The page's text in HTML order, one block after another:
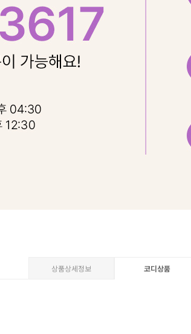
상품상세정보 코디상품